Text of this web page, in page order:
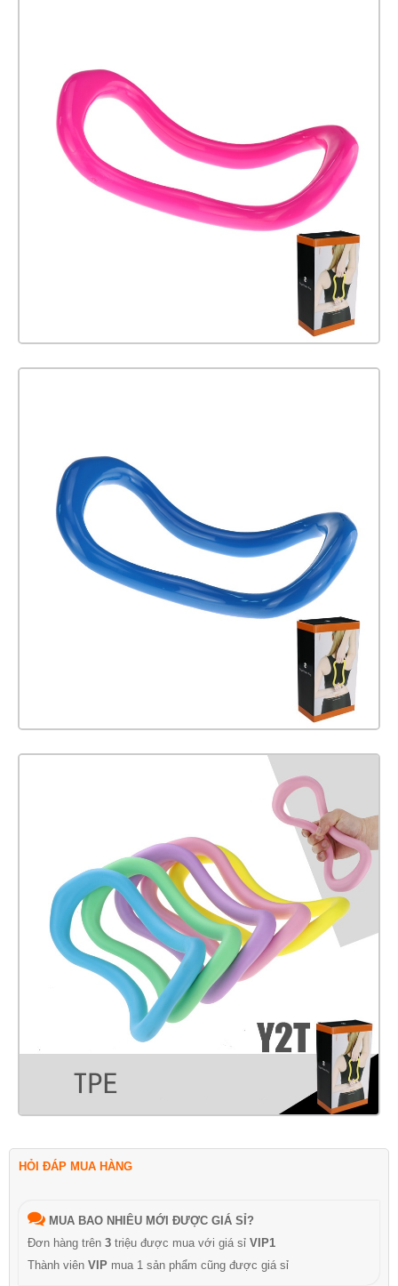
HỎI ĐÁP MUA HÀNG
MUA BAO NHIÊU MỚI ĐƯỢC GIÁ SỈ?
Đơn hàng trên 3 triệu được mua với giá sỉ VIP1
Thành viên VIP mua 1 sản phẩm cũng được giá sỉ